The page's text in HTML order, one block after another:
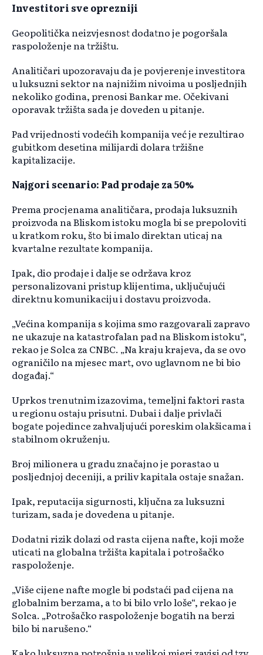
Investitori sve oprezniji
Geopolitička neizvjesnost dodatno je pogoršala
raspoloženje na tržištu.
Analitičari upozoravaju da je povjerenje investitora
u luksuzni sektor na najnižim nivoima u posljednjih
nekoliko godina, prenosi Bankar me. Očekivani
oporavak tržišta sada je doveden u pitanje.
Pad vrijednosti vodećih kompanija već je rezultirao
gubitkom desetina milijardi dolara tržišne
kapitalizacije.
Najgori scenario: Pad prodaje za 50%
Prema procjenama analitičara, prodaja luksuznih
proizvoda na Bliskom istoku mogla bi se prepoloviti
u kratkom roku, što bi imalo direktan uticaj na
kvartalne rezultate kompanija.
Ipak, dio prodaje i dalje se održava kroz
personalizovani pristup klijentima, uključujući
direktnu komunikaciju i dostavu proizvoda.
„Većina kompanija s kojima smo razgovarali zapravo
ne ukazuje na katastrofalan pad na Bliskom istoku“,
rekao je Solca za CNBC. „Na kraju krajeva, da se ovo
ograničilo na mjesec mart, ovo uglavnom ne bi bio
događaj.“
Uprkos trenutnim izazovima, temeljni faktori rasta
u regionu ostaju prisutni. Dubai i dalje privlači
bogate pojedince zahvaljujući poreskim olakšicama i
stabilnom okruženju.
Broj milionera u gradu značajno je porastao u
posljednjoj deceniji, a priliv kapitala ostaje snažan.
Ipak, reputacija sigurnosti, ključna za luksuzni
turizam, sada je dovedena u pitanje.
Dodatni rizik dolazi od rasta cijena nafte, koji može
uticati na globalna tržišta kapitala i potrošačko
raspoloženje.
„Više cijene nafte mogle bi podstaći pad cijena na
globalnim berzama, a to bi bilo vrlo loše“, rekao je
Solca. „Potrošačko raspoloženje bogatih na berzi
bilo bi narušeno.“